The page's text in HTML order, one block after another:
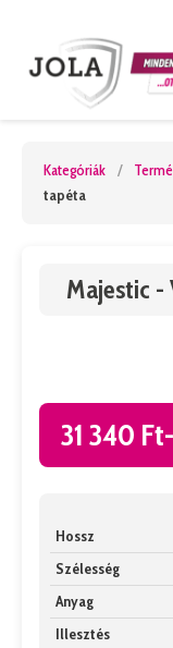
Kategóriák /
tapéta
Majestic -
31 340
Hossz
Szélesség
Anyag
Illesztés